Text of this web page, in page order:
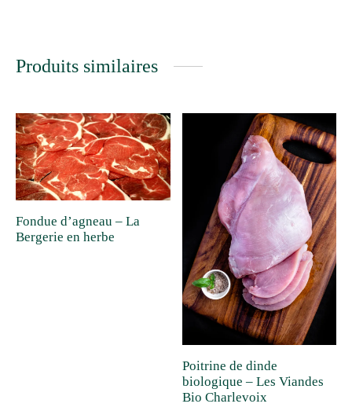
Produits similaires
Fondue d’agneau – La
Bergerie en herbe
Poitrine de dinde
biologique – Les Viandes
Bio Charlevoix